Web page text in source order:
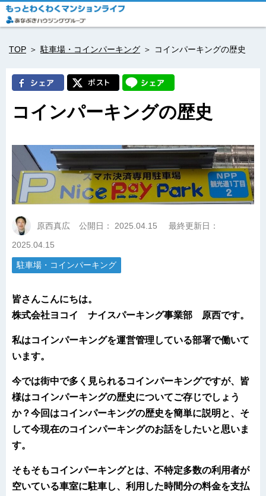
TOP 駐車場・コインパーキング コインパーキングの歴史
コインパーキングの歴史
原西真広 公開日： 2025.04.15
最終更新日：
2025.04.15
駐車場・コインパーキング
皆さんこんにちは。
株式会社ヨコイ ナイスパーキング事業部 原西です。
私はコインパーキングを運営管理している部署で働いて
います。
今では街中で多く見られるコインパーキングですが、皆
様はコインパーキングの歴史についてご存じでしょう
か？今回はコインパーキングの歴史を簡単に説明と、そ
して今現在のコインパーキングのお話をしたいと思いま
す。
そもそもコインパーキングとは、不特定多数の利用者が
空いている車室に駐車し、利用した時間分の料金を支払